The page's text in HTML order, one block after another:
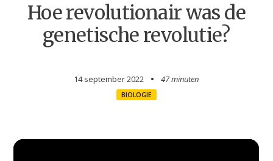
Hoe revolutionair was de
genetische revolutie?
14 september 2022 47 minuten
BIOLOGIE